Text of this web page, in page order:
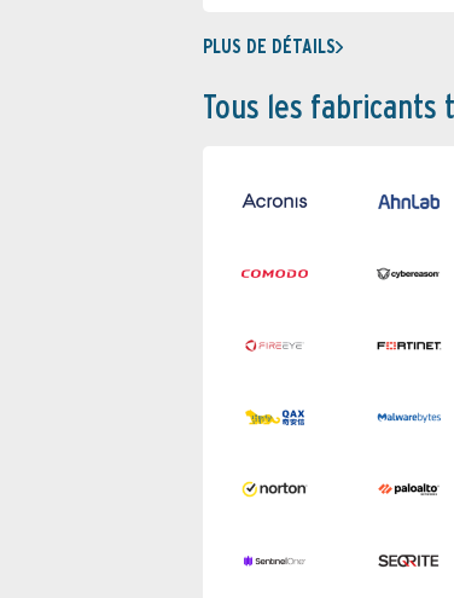
PLUS DE DÉTAILS
Tous les fabricants